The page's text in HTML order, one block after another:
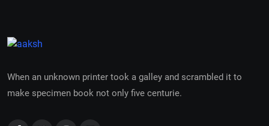
When an unknown printer took a galley and scrambled it to
make specimen book not only five centurie.